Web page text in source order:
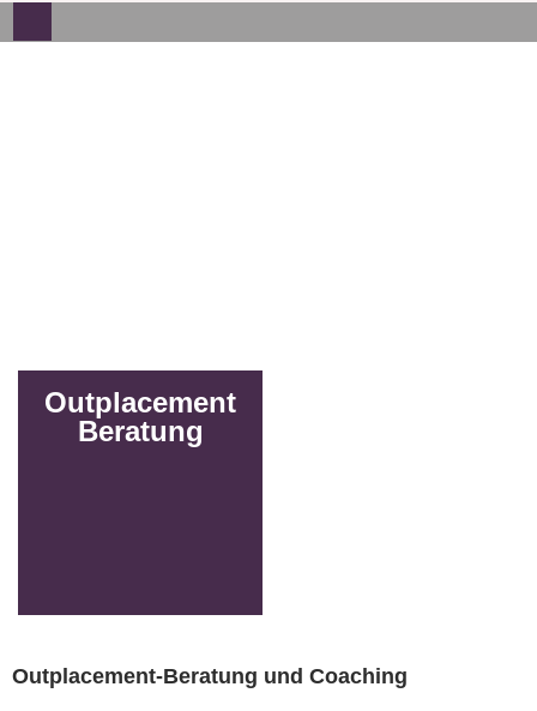
Outplacement-
Outplacement
Beratung
Outplacement-Beratung und Coaching